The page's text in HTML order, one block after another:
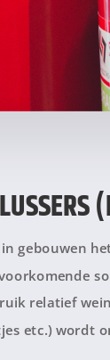
gebouwen
relatief
etc.) wordt